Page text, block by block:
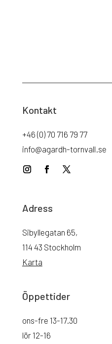
Kontakt
+46 (0) 70 716 79 77
info@agardh-tornvall.se
Adress
Sibyllegatan 65,
114 43 Stockholm
Karta
Öppettider
ons-fre 13-17.30
lör 12-16